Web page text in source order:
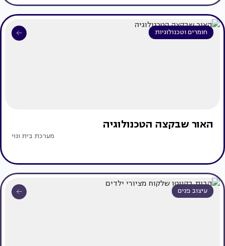
חומרים וטכנולוגיות
האור שבקצה הטכנולוגיה
מערכת בית ונוי
עיצוב פנים